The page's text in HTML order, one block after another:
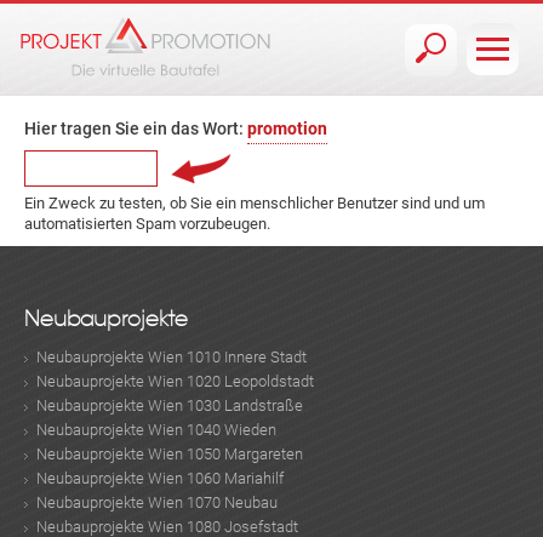
Hier tragen Sie ein das Wort: promotion
Ein Zweck zu testen, ob Sie ein menschlicher Benutzer sind und um
automatisierten Spam vorzubeugen.
Neubauprojekte
Neubauprojekte Wien 1010 Innere Stadt
Neubauprojekte Wien 1020 Leopoldstadt
Neubauprojekte Wien 1030 Landstraße
Neubauprojekte Wien 1040 Wieden
Neubauprojekte Wien 1050 Margareten
Neubauprojekte Wien 1060 Mariahilf
Neubauprojekte Wien 1070 Neubau
Neubauprojekte Wien 1080 Josefstadt